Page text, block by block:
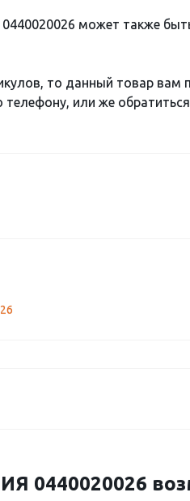
может также
то данный товар вам
или же